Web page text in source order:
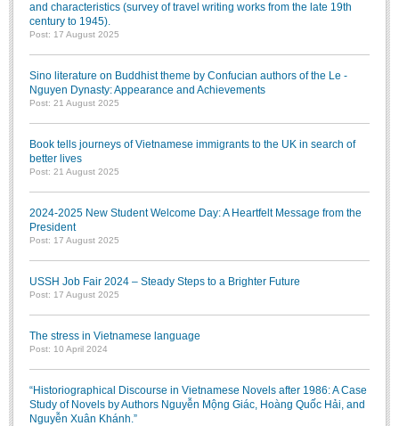
and characteristics (survey of travel writing works from the late 19th
century to 1945).
Post: 17 August 2025
Sino literature on Buddhist theme by Confucian authors of the Le -
Nguyen Dynasty: Appearance and Achievements
Post: 21 August 2025
Book tells journeys of Vietnamese immigrants to the UK in search of
better lives
Post: 21 August 2025
2024-2025 New Student Welcome Day: A Heartfelt Message from the
President
Post: 17 August 2025
USSH Job Fair 2024 – Steady Steps to a Brighter Future
Post: 17 August 2025
The stress in Vietnamese language
Post: 10 April 2024
“Historiographical Discourse in Vietnamese Novels after 1986: A Case
Study of Novels by Authors Nguyễn Mộng Giác, Hoàng Quốc Hải, and
Nguyễn Xuân Khánh.”